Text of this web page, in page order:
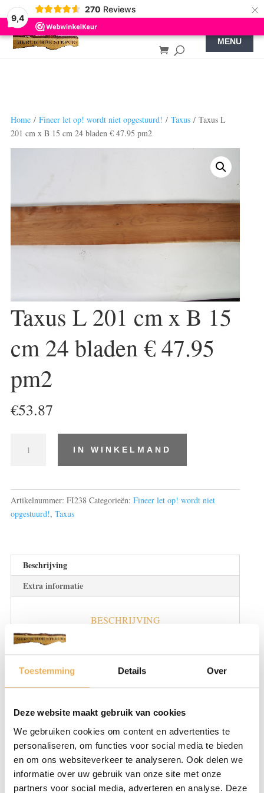
Toestemming Details Over
Deze website maakt gebruik van cookies
We gebruiken cookies om content en advertenties te
personaliseren, om functies voor social media te bieden
en om ons websiteverkeer te analyseren. Ook delen we
informatie over uw gebruik van onze site met onze
partners voor social media, adverteren en analyse. Deze
9,4
270 Reviews ×
Home/ Fineer let op! wordt niet opgestuurd! / Taxus/ Taxus L
201 cm x B 15 cm 24 bladen € 47.95 pm2
Taxus L 201 cm x B 15
cm 24 bladen € 47.95
pm2
€53.87
15
bladen
€
47.95
IN WINKELMAND
Artikelnummer: FI238 Categorieën: Fineer let op! wordt niet
opgestuurd!, Taxus
Beschrijving
Extra informatie
BESCHRIJVING
Taxushout is een erg harde houtsoort die van
nature een vrij ruw oppervlak heeft. De
taxusboom groeit over het algemeen vrij
langzaam en om deze reden is dit hout
vooral gebruikt omdat dit hout perfect kan
buigen. Voor het bewerken van dit buigbare,
ruwe hout is het wel belangrijk dat er scherp
gereedschap gebruikt wordt. Er zitten
namelijk noesten in taxushout die er voor